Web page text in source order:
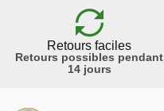
Retours faciles
Retours possibles pendant
14 jours